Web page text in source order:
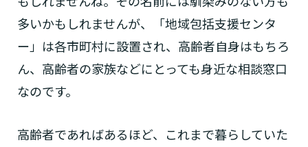
多いかもしれませんが、「地域包括支援センタ
ー」は各市町村に設置され、高齢者自身はもちろ
ん、高齢者の家族などにとっても身近な相談窓口
なのです。
高齢者であればあるほど、これまで暮らしていた